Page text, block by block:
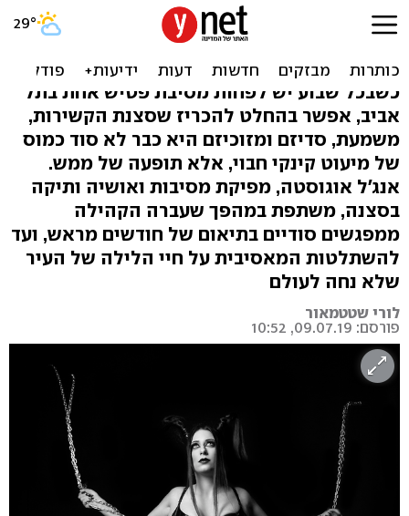
"פעם BDSM היה סוד. היום
זה כבר מיינסטרים"
כשבכל שבוע יש לפחות מסיבת פטיש אחת בתל
אביב, אפשר בהחלט להכריז שסצנת הקשירות,
משמעת, סדיזם ומזוכיזם היא כבר לא סוד כמוס
של מיעוט קינקי חבוי, אלא תופעה של ממש.
אנג'ל אוגוסטה, מפיקת מסיבות ואושיה ותיקה
בסצנה, משתפת במהפך שעברה הקהילה
ממפגשים סודיים בתיאום של חודשים מראש, ועד
להשתלטות המאסיבית על חיי הלילה של העיר
שלא נחה לעולם
לורי שטטמאור
פורסם: 09.07.19, 10:52